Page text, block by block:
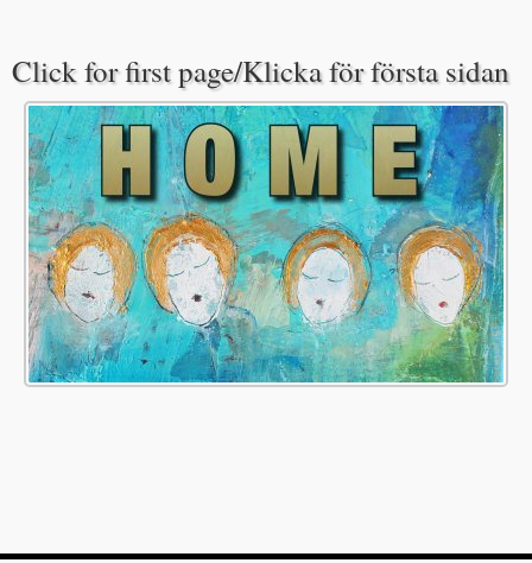
Click for first page/Klicka för första sidan